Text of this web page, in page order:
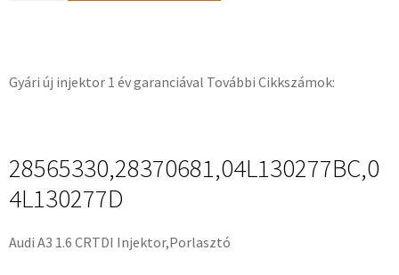
Gyári új injektor 1 év garanciával További Cikkszámok:
28565330,28370681,04L130277BC,0
4L130277D
Audi A3 1.6 CRTDI Injektor,Porlasztó